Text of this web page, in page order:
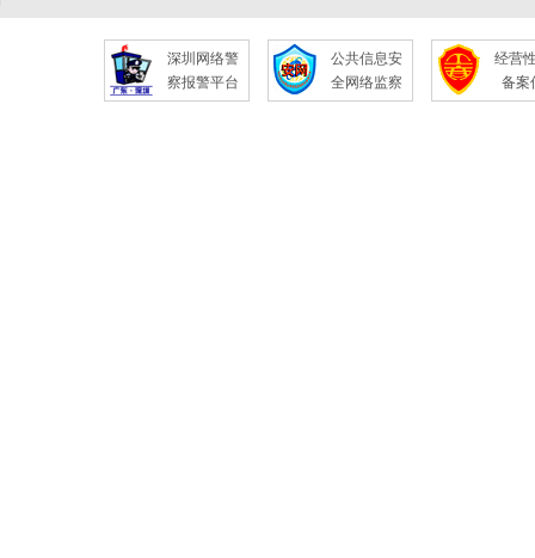
深圳网络警
察报警平台
公共信息安
全网络监察
经营
备案